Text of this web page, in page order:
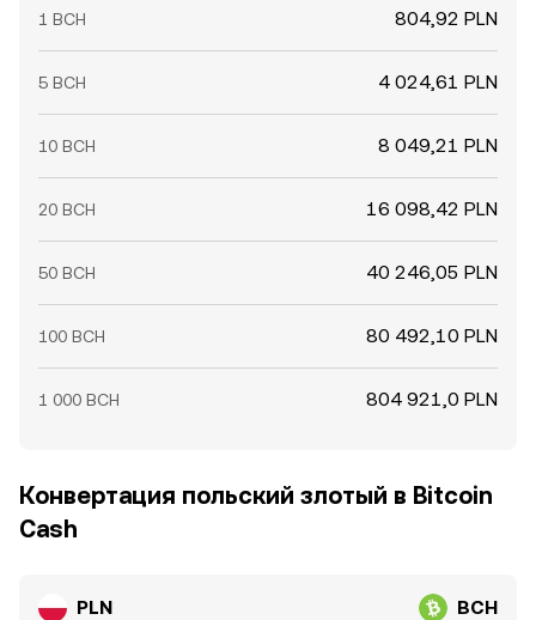
1 BCH 804,92 PLN
5 BCH 4 024,61 PLN
10 BCH 8 049,21 PLN
20 BCH 16 098,42 PLN
50 BCH 40 246,05 PLN
100 BCH 80 492,10 PLN
1 000 BCH 804 921,0 PLN
Конвертация польский злотый в Bitcoin
Cash
PLN BCH